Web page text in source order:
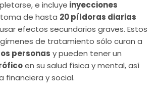
e incluye inyecciones
de hasta 20 píldoras diarias
efectos secundarios graves. Estos
de tratamiento sólo curan a
personas y pueden tener un
en su salud física y mental, así
financiera y social.